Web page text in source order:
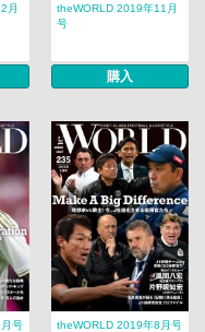
月
theWORLD 2019年11月
号
購入
号 theWORLD 2019年8月号